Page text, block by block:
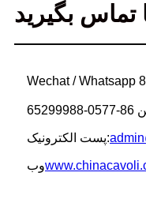
تماس بگیرید
Wechat / Whatsapp
پست الکترونیک:
وب